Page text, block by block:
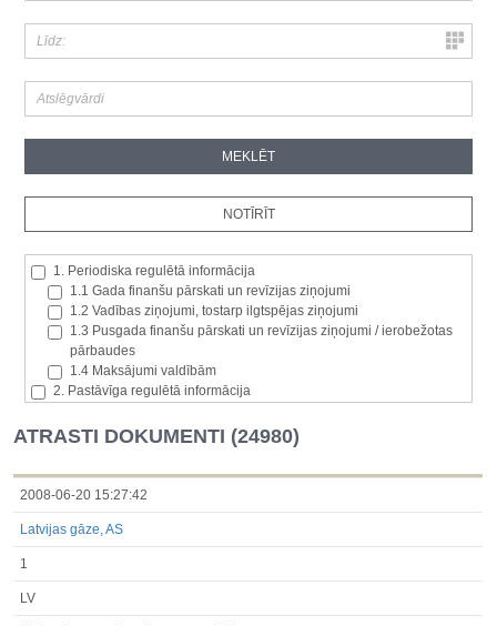
1. Periodiska regulētā informācija
1.1 Gada finanšu pārskati un revīzijas ziņojumi
1.2 Vadības ziņojumi, tostarp ilgtspējas ziņojumi
1.3 Pusgada finanšu pārskati un revīzijas ziņojumi / ierobežotas
pārbaudes
1.4 Maksājumi valdībām
2. Pastāvīga regulētā informācija
2.2. Iekšējā informācija
2.3. Paziņojumi par būtisku akciju paketi
2.4. Emitenta paša akciju iegāde vai atsavināšana
2.5. Balsstiesību kopējais skaits un kapitāls
kategorijām
ATRASTI DOKUMENTI (24980)
2008-06-20 15:27:42
Latvijas gāze, AS
1
LV